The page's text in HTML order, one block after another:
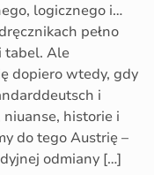
logicznego i…
pełno
tabel. Ale
dopiero wtedy, gdy
i
historie i
do tego Austrię –
odmiany […]